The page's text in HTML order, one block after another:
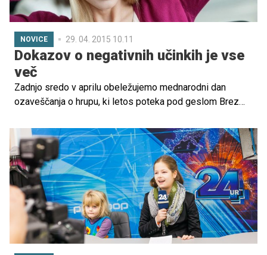
NOVICE 29. 04. 2015 10.11
Dokazov o negativnih učinkih je vse
več
Zadnjo sredo v aprilu obeležujemo mednarodni dan
ozaveščanja o hrupu, ki letos poteka pod geslom Brez
zdravje opozarjajo na velik pomen mirnih območij v
naravnem in urbanem okolju. Sprehodi in rekreacija v
takem okolju so pomembni za sprostitev in obnovitev
telesnih funkcij oziroma za zdravje.